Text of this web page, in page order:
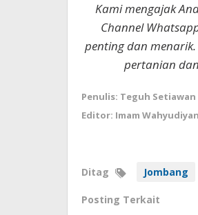
Kami mengajak
Channel
penting dan
pertanian
Penulis: Teguh Setiawan
Editor: Imam
Ditag Jombang
Posting Terkait